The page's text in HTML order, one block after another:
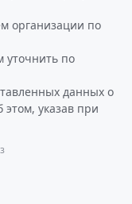
организации по
по
данных о
указав при